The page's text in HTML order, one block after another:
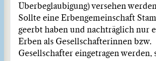
Überbeglaubigung) versehen
Sollte eine Erbengemeinschaft
geerbt haben und nachträglich nur
Erben als Gesellschafterinnen bzw.
Gesellschafter eingetragen werden,